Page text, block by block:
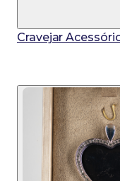
Cravejar